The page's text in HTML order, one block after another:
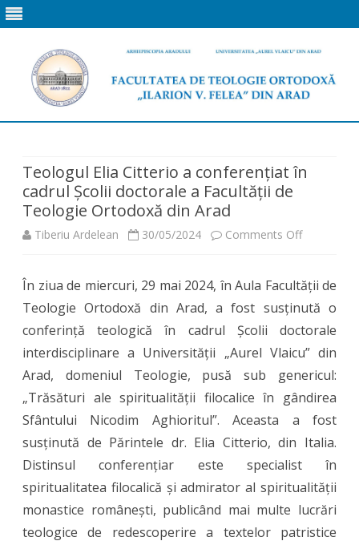
Teologul Elia Citterio a conferențiat în
cadrul Școlii doctorale a Facultății de
Teologie Ortodoxă din Arad
Tiberiu Ardelean 30/05/2024 Comments Offon
Elia
Citterio
a
în
Școlii
doctorale
a
În ziua de miercuri, 29 mai 2024, în Aula Facultății de
Teologie Ortodoxă din Arad, a fost susținută o
conferință teologică în cadrul Școlii doctorale
interdisciplinare a Universității „Aurel Vlaicu” din
Arad, domeniul Teologie, pusă sub genericul:
„Trăsături ale spiritualității filocalice în gândirea
Sfântului Nicodim Aghioritul”. Aceasta a fost
susținută de Părintele dr. Elia Citterio, din Italia.
Distinsul conferențiar este specialist în
spiritualitatea filocalică și admirator al spiritualității
monastice românești, publicând mai multe lucrări
teologice de redescoperire a textelor patristice